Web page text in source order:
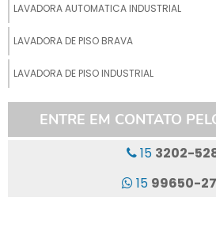
LAVADORA AUTOMATICA INDUSTRIAL
LAVADORA DE PISO BRAVA
LAVADORA DE PISO INDUSTRIAL
LAVADORA DE PISO INDUSTRIAL ALUGUEL
LAVADORA DE PISO INDUSTRIAL ECO
ENTRE EM CONTATO
15 3202-
15 99650-